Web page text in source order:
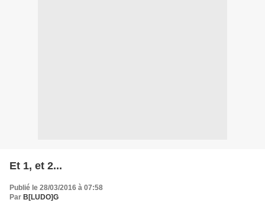
Et 1, et 2...
Publié le 28/03/2016 à 07:58
Par B[LUDO]G